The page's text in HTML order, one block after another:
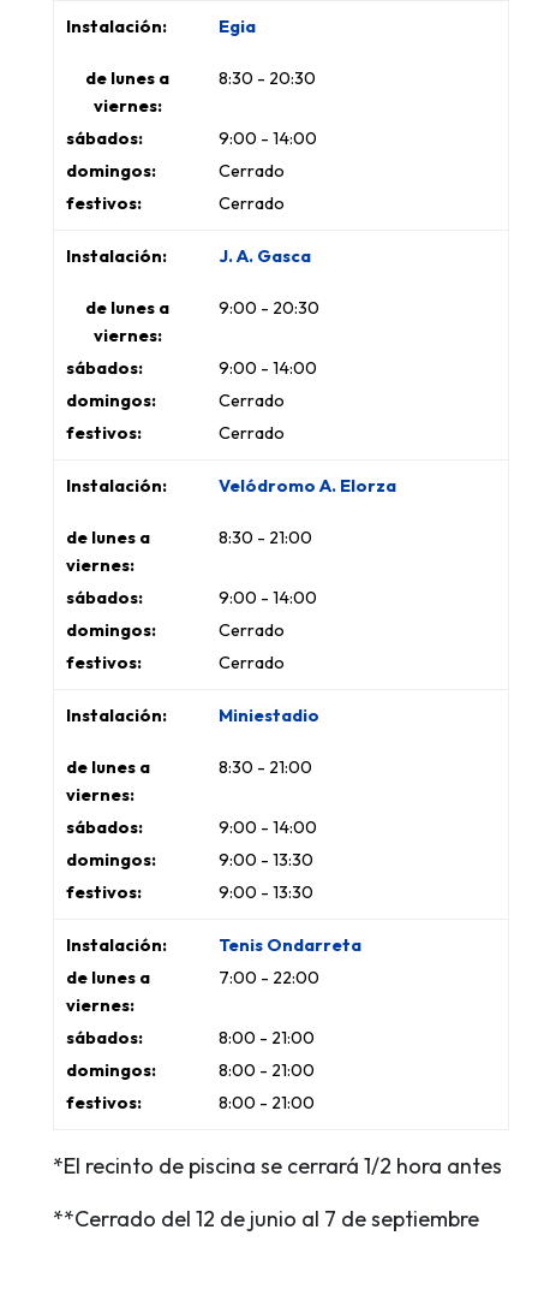
Egia
8:30 - 20:30
9:00 - 14:00
Cerrado
Cerrado
J. A. Gasca
9:00 - 20:30
9:00 - 14:00
Cerrado
Cerrado
Velódromo A. Elorza
8:30 - 21:00
9:00 - 14:00
Cerrado
Cerrado
Miniestadio
8:30 - 21:00
9:00 - 14:00
9:00 - 13:30
9:00 - 13:30
Tenis Ondarreta
7:00 - 22:00
8:00 - 21:00
8:00 - 21:00
8:00 - 21:00
*El recinto de piscina se cerrará 1/2 hora antes
**Cerrado del 12 de junio al 7 de septiembre